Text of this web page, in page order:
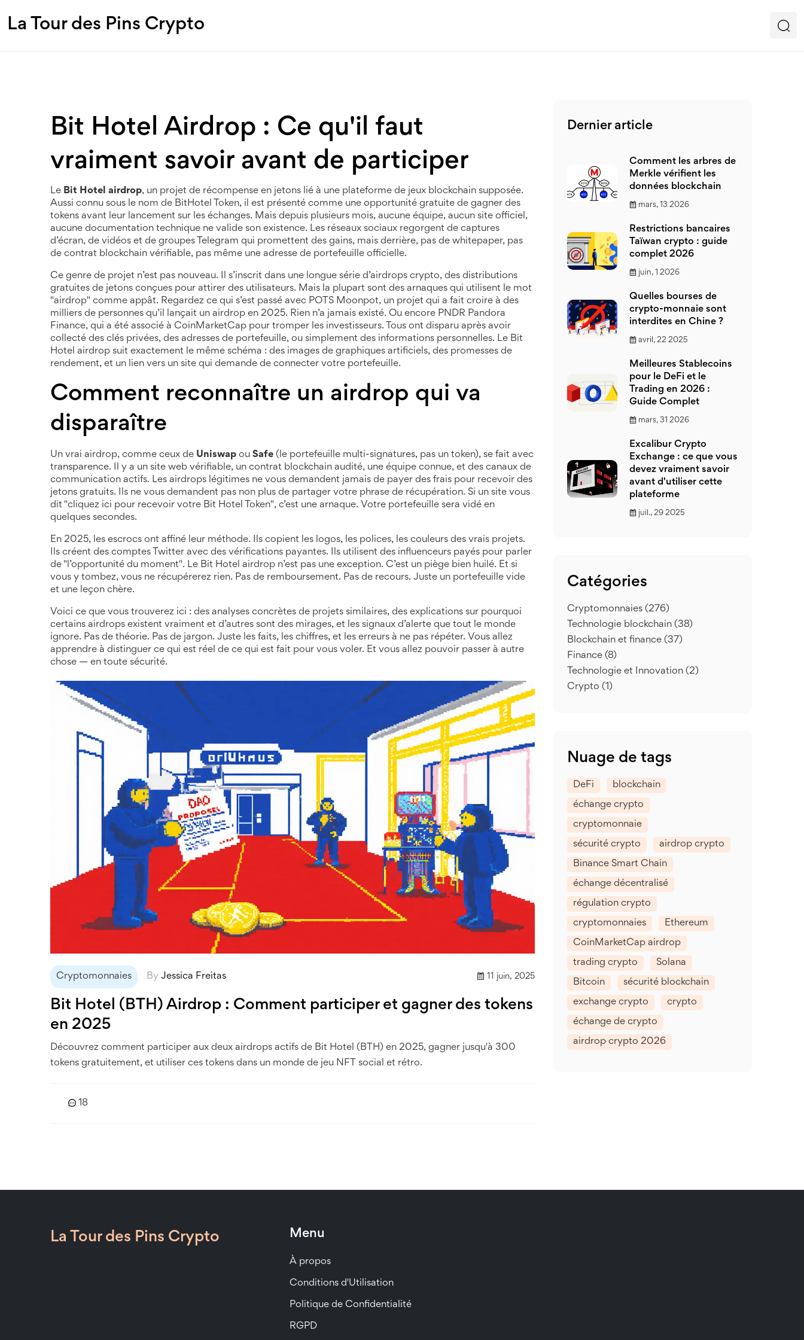
La Tour des Pins Crypto
Bit Hotel Airdrop : Ce qu'il faut
vraiment savoir avant de participer
Le Bit Hotel airdrop, un projet de récompense en jetons lié à une plateforme de jeux blockchain supposée.
Aussi connu sous le nom de BitHotel Token, il est présenté comme une opportunité gratuite de gagner des
tokens avant leur lancement sur les échanges. Mais depuis plusieurs mois, aucune équipe, aucun site officiel,
aucune documentation technique ne valide son existence. Les réseaux sociaux regorgent de captures
d’écran, de vidéos et de groupes Telegram qui promettent des gains, mais derrière, pas de whitepaper, pas
de contrat blockchain vérifiable, pas même une adresse de portefeuille officielle.
Ce genre de projet n’est pas nouveau. Il s’inscrit dans une longue série d’airdrops crypto, des distributions
gratuites de jetons conçues pour attirer des utilisateurs. Mais la plupart sont des arnaques qui utilisent le mot
"airdrop" comme appât. Regardez ce qui s’est passé avec POTS Moonpot, un projet qui a fait croire à des
milliers de personnes qu’il lançait un airdrop en 2025. Rien n’a jamais existé. Ou encore PNDR Pandora
Finance, qui a été associé à CoinMarketCap pour tromper les investisseurs. Tous ont disparu après avoir
collecté des clés privées, des adresses de portefeuille, ou simplement des informations personnelles. Le Bit
Hotel airdrop suit exactement le même schéma : des images de graphiques artificiels, des promesses de
rendement, et un lien vers un site qui demande de connecter votre portefeuille.
Comment reconnaître un airdrop qui va
disparaître
Un vrai airdrop, comme ceux de Uniswap ou Safe (le portefeuille multi-signatures, pas un token), se fait avec
transparence. Il y a un site web vérifiable, un contrat blockchain audité, une équipe connue, et des canaux de
communication actifs. Les airdrops légitimes ne vous demandent jamais de payer des frais pour recevoir des
jetons gratuits. Ils ne vous demandent pas non plus de partager votre phrase de récupération. Si un site vous
dit "cliquez ici pour recevoir votre Bit Hotel Token", c’est une arnaque. Votre portefeuille sera vidé en
quelques secondes.
En 2025, les escrocs ont affiné leur méthode. Ils copient les logos, les polices, les couleurs des vrais projets.
Ils créent des comptes Twitter avec des vérifications payantes. Ils utilisent des influenceurs payés pour parler
de "l’opportunité du moment". Le Bit Hotel airdrop n’est pas une exception. C’est un piège bien huilé. Et si
vous y tombez, vous ne récupérerez rien. Pas de remboursement. Pas de recours. Juste un portefeuille vide
et une leçon chère.
Voici ce que vous trouverez ici : des analyses concrètes de projets similaires, des explications sur pourquoi
certains airdrops existent vraiment et d’autres sont des mirages, et les signaux d’alerte que tout le monde
ignore. Pas de théorie. Pas de jargon. Juste les faits, les chiffres, et les erreurs à ne pas répéter. Vous allez
apprendre à distinguer ce qui est réel de ce qui est fait pour vous voler. Et vous allez pouvoir passer à autre
chose — en toute sécurité.
Cryptomonnaies By Jessica Freitas 11 juin, 2025
Bit Hotel (BTH) Airdrop : Comment participer et gagner des tokens
en 2025
Découvrez comment participer aux deux airdrops actifs de Bit Hotel (BTH) en 2025, gagner jusqu'à 300
tokens gratuitement, et utiliser ces tokens dans un monde de jeu NFT social et rétro.
18
Dernier article
Comment les arbres de
Merkle vérifient les
données blockchain
mars, 13 2026
Restrictions bancaires
Taïwan crypto : guide
complet 2026
juin, 1 2026
Quelles bourses de
crypto-monnaie sont
interdites en Chine ?
avril, 22 2025
Meilleures Stablecoins
pour le DeFi et le
Trading en 2026 :
Guide Complet
mars, 31 2026
Excalibur Crypto
Exchange : ce que vous
devez vraiment savoir
avant d'utiliser cette
plateforme
juil., 29 2025
Catégories
Cryptomonnaies (276)
Technologie blockchain (38)
Blockchain et finance (37)
Finance (8)
Technologie et Innovation (2)
Crypto (1)
Nuage de tags
DeFi blockchain
échange crypto
cryptomonnaie
sécurité crypto airdrop crypto
Binance Smart Chain
échange décentralisé
régulation crypto
cryptomonnaies Ethereum
CoinMarketCap airdrop
trading crypto Solana
Bitcoin sécurité blockchain
exchange crypto crypto
échange de crypto
airdrop crypto 2026
La Tour des Pins Crypto Menu
À propos
Conditions d'Utilisation
Politique de Confidentialité
RGPD